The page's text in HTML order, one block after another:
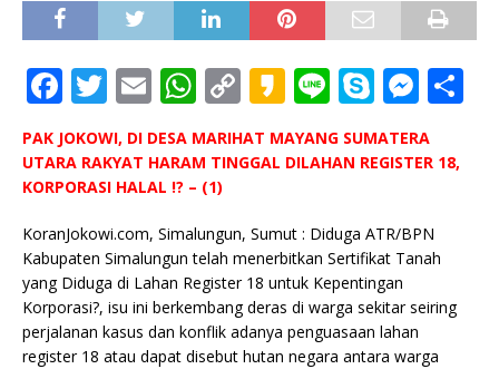
F
a
c
e
b
o
o
k
T
w
it
te
r
E
m
ai
l
W
h
at
s
A
p
p
C
o
p
Li
n
k
K
a
k
o
Li
n
e
S
k
y
e
M
e
ss
n
g
e
PAK JOKOWI, DI DESA MARIHAT MAYANG SUMATERA
UTARA RAKYAT HARAM TINGGAL DILAHAN REGISTER 18,
KORPORASI HALAL !? – (1)
KoranJokowi.com, Simalungun, Sumut : Diduga ATR/BPN
Kabupaten Simalungun telah menerbitkan Sertifikat Tanah
yang Diduga di Lahan Register 18 untuk Kepentingan
Korporasi?, isu ini berkembang deras di warga sekitar seiring
perjalanan kasus dan konflik adanya penguasaan lahan
register 18 atau dapat disebut hutan negara antara warga